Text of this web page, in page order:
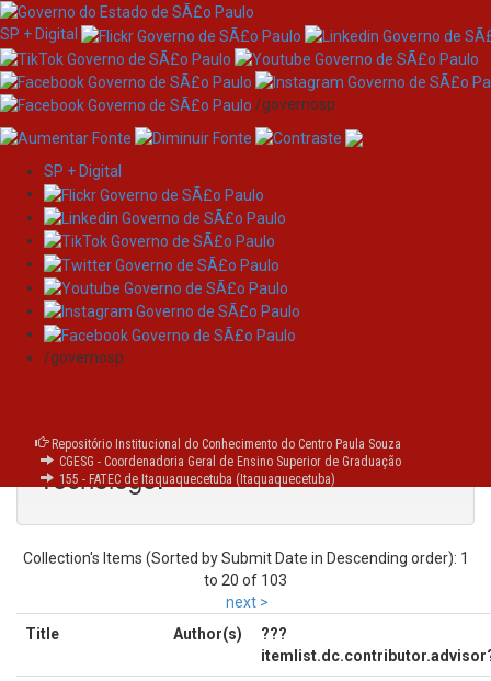
Skip
navigation
SP + Digital
/governosp
SP + Digital
/governosp
Repositório Institucional do Conhecimento do Centro Paula Souza
CGESG - Coordenadoria Geral de Ensino Superior de Graduação
155 - FATEC de Itaquaquecetuba (Itaquaquecetuba)
Trabalhos de Conclusão de
Curso
obtenção do título da formação de
Tecnólogo.
Collection's Items (Sorted by Submit Date in Descending order): 1
to 20 of 103
next >
Title
Author(s)
???